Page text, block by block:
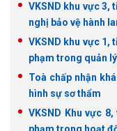
VKSND khu vực 3,
nghị bảo vệ hành
VKSND khu vực 1,
phạm trong quản
Toà chấp nhận
hình sự sơ thẩm
VKSND Khu vực